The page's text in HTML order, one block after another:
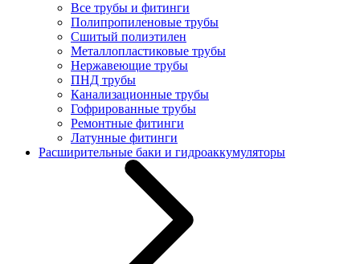
Все трубы и фитинги
Полипропиленовые трубы
Сшитый полиэтилен
Металлопластиковые трубы
Нержавеющие трубы
ПНД трубы
Канализационные трубы
Гофрированные трубы
Ремонтные фитинги
Латунные фитинги
Расширительные баки и гидроаккумуляторы